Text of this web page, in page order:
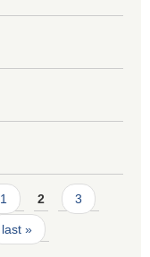
1 2 3
last »